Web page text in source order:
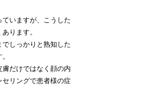
いますが、こうした
ります。
しっかりと熟知した
だけではなく顔の内
リングで患者様の症